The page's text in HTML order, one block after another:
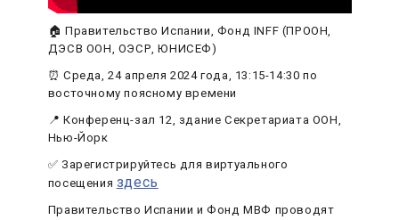
🏠 Правительство Испании, Фонд INFF (ПРООН,
ДЭСВ ООН, ОЭСР, ЮНИСЕФ)
⏰ Среда, 24 апреля 2024 года, 13:15-14:30 по
восточному поясному времени
📍 Конференц-зал 12, здание Секретариата ООН,
Нью-Йорк
✅ Зарегистрируйтесь для виртуального
посещения здесь
Правительство Испании и Фонд МВФ проводят